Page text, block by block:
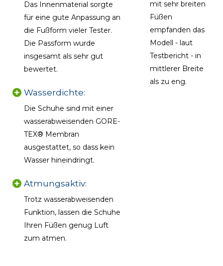
Das Innenmaterial sorgte
für eine gute Anpassung an
die Fußform vieler Tester.
Die Passform wurde
insgesamt als sehr gut
bewertet.
Wasserdichte:
Die Schuhe sind mit einer
wasserabweisenden GORE-
TEX® Membran
ausgestattet, so dass kein
Wasser hineindringt.
Atmungsaktiv:
Trotz wasserabweisenden
Funktion, lassen die Schuhe
Ihren Füßen genug Luft
zum atmen.
mit sehr breiten
Füßen
empfanden das
Modell - laut
Testbericht - in
mittlerer Breite
als zu eng.